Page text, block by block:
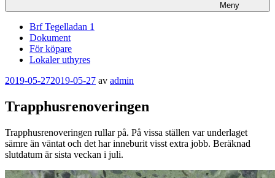
Meny
Brf Tegelladan 1
Dokument
För köpare
Lokaler uthyres
Publicerat
2019-05-272019-05-27 av admin
Trapphusrenoveringen
Trapphusrenoveringen rullar på. På vissa ställen var underlaget
sämre än väntat och det har inneburit visst extra jobb. Beräknad
slutdatum är sista veckan i juli.